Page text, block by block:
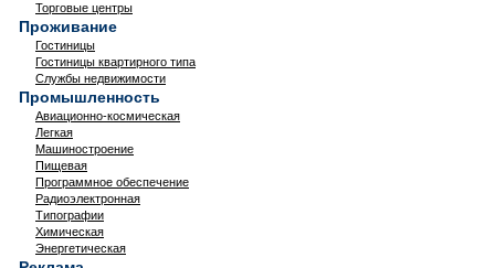
Торговые центры
Проживание
Гостиницы
Гостиницы квартирного типа
Службы недвижимости
Промышленность
Авиационно-космическая
Легкая
Машиностроение
Пищевая
Программное обеспечение
Радиоэлектронная
Типографии
Химическая
Энергетическая